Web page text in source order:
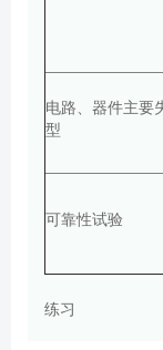
电路、器件主要
型
可靠性试验
练习